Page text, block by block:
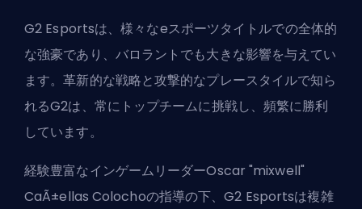
G2 Esportsは、様々なeスポーツタイトルでの全体的
な強豪であり、バロラントでも大きな影響を与えてい
ます。革新的な戦略と攻撃的なプレースタイルで知ら
れるG2は、常にトップチームに挑戦し、頻繁に勝利
しています。
経験豊富なインゲームリーダーOscar "mixwell"
CaÃ±ellas Colochoの指導の下、G2 Esportsは複雑